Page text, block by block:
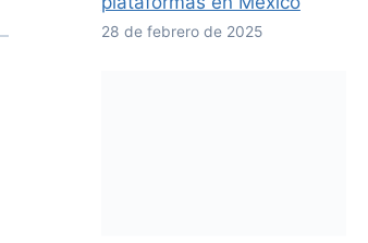
28 de febrero de 2025